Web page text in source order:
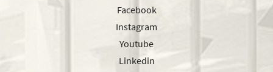
Facebook
Instagram
Youtube
Linkedin